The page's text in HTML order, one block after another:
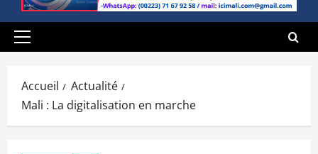
Menu
Accueil
Actualité
Mali : La digitalisation en marche